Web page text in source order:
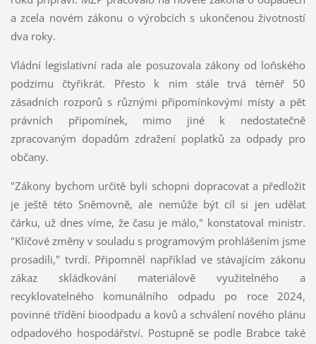
a zcela novém zákonu o výrobcích s ukončenou životností
dva roky.
Vládní legislativní rada ale posuzovala zákony od loňského
podzimu čtyřikrát. Přesto k nim stále trvá téměř 50
zásadních rozporů s různými připomínkovými místy a pět
právních připomínek, mimo jiné k nedostatečně
zpracovaným dopadům zdražení poplatků za odpady pro
občany.
"Zákony bychom určitě byli schopni dopracovat a předložit
je ještě této Sněmovně, ale nemůže být cíl si jen udělat
čárku, už dnes víme, že času je málo," konstatoval ministr.
"Klíčové změny v souladu s programovým prohlášením jsme
prosadili," tvrdí. Připomněl například ve stávajícím zákonu
zákaz skládkování materiálově využitelného a
recyklovatelného komunálního odpadu po roce 2024,
povinné třídění bioodpadu a kovů a schválení nového plánu
odpadového hospodářství. Postupně se podle Brabce také